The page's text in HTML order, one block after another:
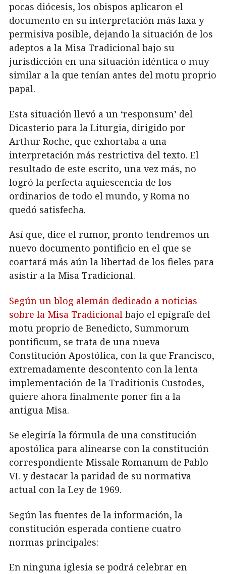
pocas diócesis, los obispos aplicaron el
documento en su interpretación más laxa y
permisiva posible, dejando la situación de los
adeptos a la Misa Tradicional bajo su
jurisdicción en una situación idéntica o muy
similar a la que tenían antes del motu proprio
papal.
Esta situación llevó a un ‘responsum’ del
Dicasterio para la Liturgia, dirigido por
Arthur Roche, que exhortaba a una
interpretación más restrictiva del texto. El
resultado de este escrito, una vez más, no
logró la perfecta aquiescencia de los
ordinarios de todo el mundo, y Roma no
quedó satisfecha.
Así que, dice el rumor, pronto tendremos un
nuevo documento pontificio en el que se
coartará más aún la libertad de los fieles para
asistir a la Misa Tradicional.
Según un blog alemán dedicado a noticias
sobre la Misa Tradicional bajo el epígrafe del
motu proprio de Benedicto, Summorum
pontificum, se trata de una nueva
Constitución Apostólica, con la que Francisco,
extremadamente descontento con la lenta
implementación de la Traditionis Custodes,
quiere ahora finalmente poner fin a la
antigua Misa.
Se elegiría la fórmula de una constitución
apostólica para alinearse con la constitución
correspondiente Missale Romanum de Pablo
VI. y destacar la paridad de su normativa
actual con la Ley de 1969.
Según las fuentes de la información, la
constitución esperada contiene cuatro
normas principales:
En ninguna iglesia se podrá celebrar en